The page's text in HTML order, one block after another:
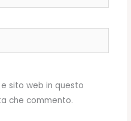
sito web in questo
che commento.